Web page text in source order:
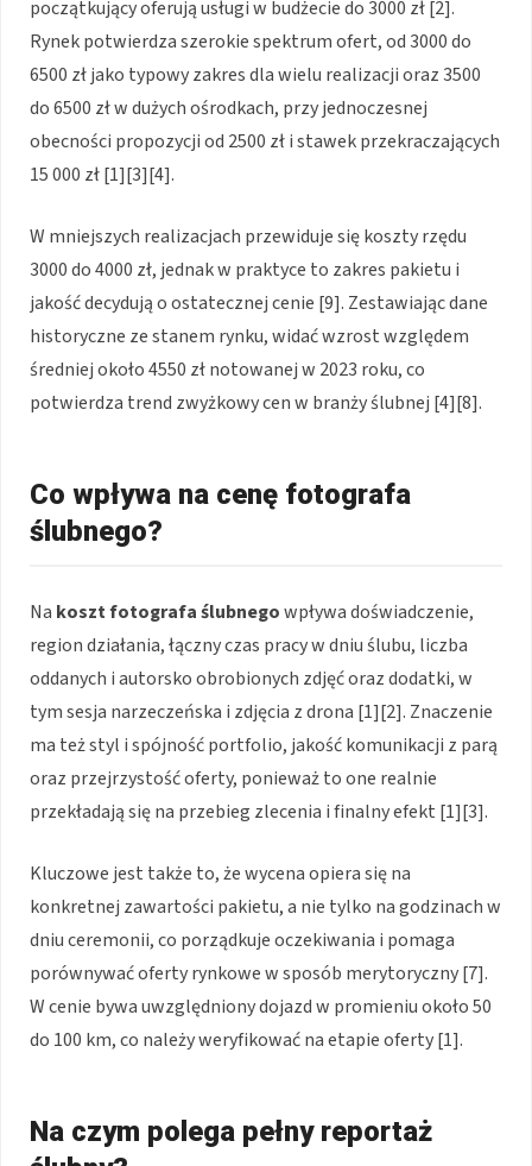
początkujący oferują usługi w budżecie do 3000 zł [2].
Rynek potwierdza szerokie spektrum ofert, od 3000 do
6500 zł jako typowy zakres dla wielu realizacji oraz 3500
do 6500 zł w dużych ośrodkach, przy jednoczesnej
obecności propozycji od 2500 zł i stawek przekraczających
15 000 zł [1][3][4].
W mniejszych realizacjach przewiduje się koszty rzędu
3000 do 4000 zł, jednak w praktyce to zakres pakietu i
jakość decydują o ostatecznej cenie [9]. Zestawiając dane
historyczne ze stanem rynku, widać wzrost względem
średniej około 4550 zł notowanej w 2023 roku, co
potwierdza trend zwyżkowy cen w branży ślubnej [4][8].
Co wpływa na cenę fotografa
ślubnego?
Na koszt fotografa ślubnegowpływa doświadczenie,
region działania, łączny czas pracy w dniu ślubu, liczba
oddanych i autorsko obrobionych zdjęć oraz dodatki, w
tym sesja narzeczeńska i zdjęcia z drona [1][2]. Znaczenie
ma też styl i spójność portfolio, jakość komunikacji z parą
oraz przejrzystość oferty, ponieważ to one realnie
przekładają się na przebieg zlecenia i finalny efekt [1][3].
Kluczowe jest także to, że wycena opiera się na
konkretnej zawartości pakietu, a nie tylko na godzinach w
dniu ceremonii, co porządkuje oczekiwania i pomaga
porównywać oferty rynkowe w sposób merytoryczny [7].
W cenie bywa uwzględniony dojazd w promieniu około 50
do 100 km, co należy weryfikować na etapie oferty [1].
Na czym polega pełny reportaż